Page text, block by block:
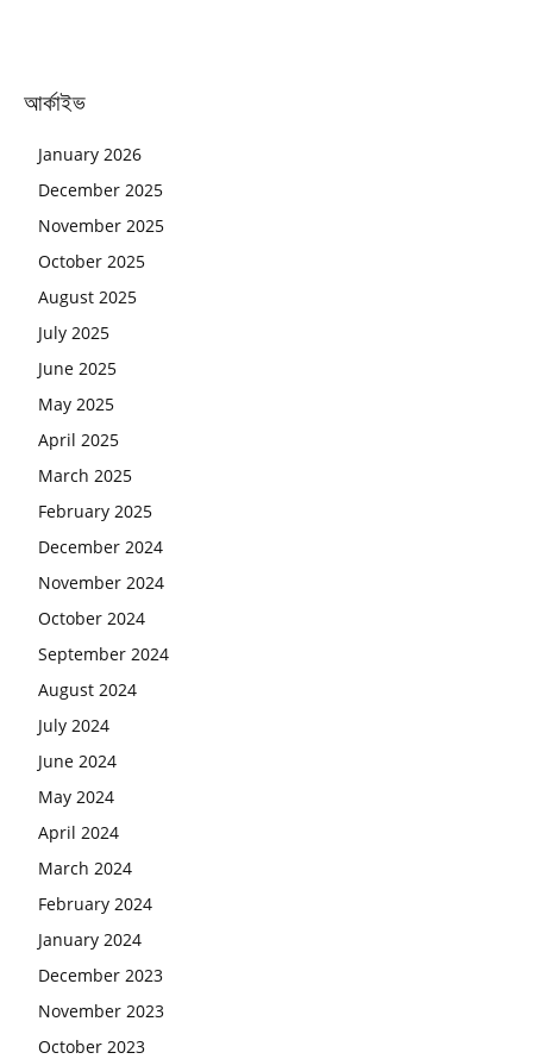
আর্কাইভ
January 2026
December 2025
November 2025
October 2025
August 2025
July 2025
June 2025
May 2025
April 2025
March 2025
February 2025
December 2024
November 2024
October 2024
September 2024
August 2024
July 2024
June 2024
May 2024
April 2024
March 2024
February 2024
January 2024
December 2023
November 2023
October 2023